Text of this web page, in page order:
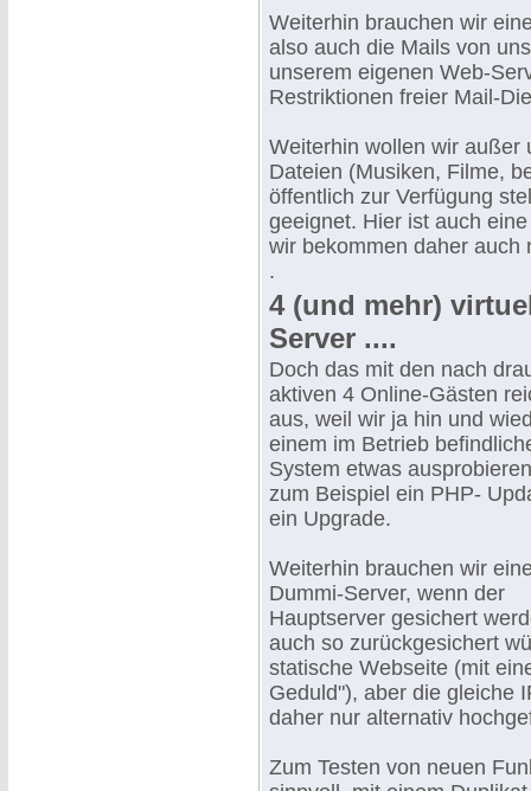
Weiterhin brauchen wir
also auch die Mails von
unserem eigenen Web-
Restriktionen freier Mail-
Weiterhin wollen wir außer
Dateien (Musiken, Filme,
öffentlich zur Verfügung
geeignet. Hier ist auch
wir bekommen daher auch
.
4 (und mehr)
Server ....
Doch das mit den nach
aktiven 4 Online-Gästen
aus, weil wir ja hin und
einem im Betrieb
System etwas
zum Beispiel ein PHP-
ein Upgrade.
Weiterhin brauchen wir
Dummi-Server, wenn der
Hauptserver gesichert
auch so zurückgesichert
statische Webseite (mit
Geduld"), aber die gleiche
daher nur alternativ
Zum Testen von neuen